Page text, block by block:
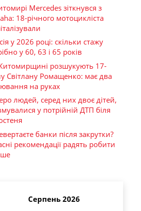
Mercedes зіткнувся з
18-річного мотоцикліста
у 2026 році: скільки стажу
у 60, 63 і 65 років
розшукують 17-
Світлану Ромащенко: має два
на руках
людей, серед них двоє дітей,
у потрійній ДТП біля
банки після закрутки?
рекомендації радять робити
Серпень 2026